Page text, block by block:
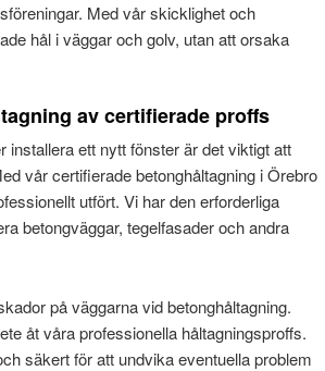
Med vår skicklighet och
hål i väggar och golv, utan att orsaka
av certifierade proffs
installera ett nytt fönster är det viktigt att
vår certifierade betonghåltagning i Örebro
utfört. Vi har den erforderliga
betongväggar, tegelfasader och andra
på väggarna vid betonghåltagning.
åt våra professionella håltagningsproffs.
säkert för att undvika eventuella problem